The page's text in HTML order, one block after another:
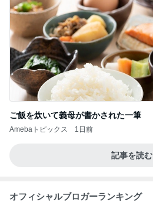
ご飯を炊いて義母が書かされた一筆
Amebaトピックス 1日前
記事を読む
オフィシャルブロガーランキング